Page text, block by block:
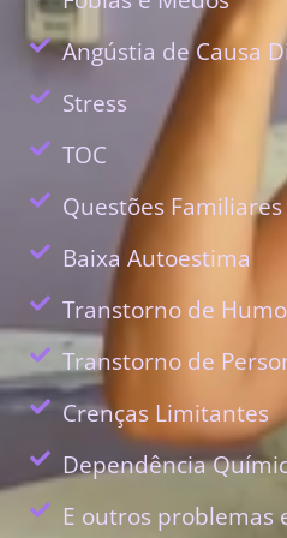
Angústia de Causa
Stress
TOC
Questões Familiares
Baixa Autoestima
Transtorno de
Transtorno de
Crenças Limitantes
Dependência
E outros problemas